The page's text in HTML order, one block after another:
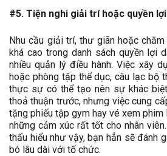
#5. Tiện nghi giải trí hoặc quyền
Nhu cầu giải trí, thư giãn hoặc
khá cao trong danh sách quyền lợi
nhiều quản lý điều hành. Việc xây
hoặc phòng tập thể dục, câu lạc bộ
thực sự có thể tạo nên sự khác
thoả thuận trước, nhưng việc cung
tặng phiếu tập gym hay vé xem phim
những cảm xúc rất tốt cho nhân
thấu hiểu như vậy, bạn hẳn sẽ đánh
bó lâu dài với tổ chức.